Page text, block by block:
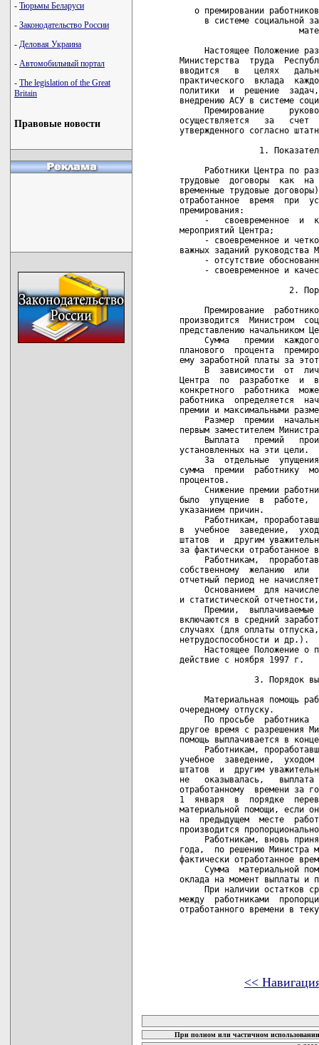
- Тюрьмы Беларуси
- Законодательство России
- Деловая Украина
- Автомобильный портал
- The legislation of the Great
Britain
Правовые новости
о премировании
в системе социальной
Настоящее Положение
Министерства  труда
вводится   в   целях
практического  вклада
политики  и  решение
внедрению АСУ в системе
Премирование
осуществляется   за
утвержденного согласно
1.
Работники Центра по
трудовые  договоры  как
временные трудовые
отработанное  время  при
премирования:
-   своевременное  и
мероприятий Центра;
- своевременное и
важных заданий руководства
- отсутствие
- своевременное и
2.
Премирование
производится  Министром
представлению начальником
Сумма   премии
планового  процента
ему заработной платы за
В  зависимости  от
Центра  по  разработке  и
конкретного  работника
работника  определяется
премии и максимальными
Размер  премии
первым заместителем
Выплата   премий
установленных на эти цели.
За  отдельные
сумма  премии  работнику
процентов.
Снижение премии
было  упущение  в  работе,
указанием причин.
Работникам,
в  учебное  заведение,
штатов  и  другим
за фактически отработанное
Работникам,
собственному  желанию  или
отчетный период не
Основанием  для
и статистической
Премии,  выплачиваемые
включаются в средний
случаях (для оплаты
нетрудоспособности и др.).
Настоящее Положение о
действие с ноября 1997 г.
3. Порядок
Материальная помощь
очередному отпуску.
По просьбе  работника
другое время с разрешения
помощь выплачивается в
Работникам,
учебное  заведение,
штатов  и  другим
не   оказывалась,   выплата
отработанному  времени за
1  января  в  порядке
материальной помощи, если
на  предыдущем  месте
производится
Работникам, вновь
года,  по решению Министра
фактически отработанное
Сумма  материальной
оклада на момент выплаты и
При наличии остатков
между  работниками
отработанного времени в
<<
При полном или частичном